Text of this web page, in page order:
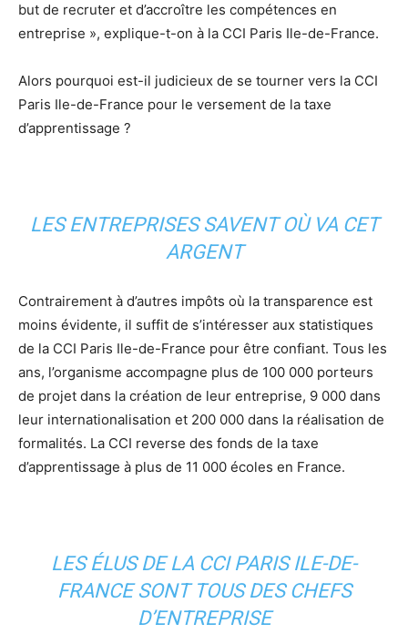
but de recruter et d’accroître les compétences en
entreprise », explique-t-on à la CCI Paris Ile-de-France.
Alors pourquoi est-il judicieux de se tourner vers la CCI
Paris Ile-de-France pour le versement de la taxe
d’apprentissage ?
LES ENTREPRISES SAVENT OÙ VA CET
ARGENT
Contrairement à d’autres impôts où la transparence est
moins évidente, il suffit de s’intéresser aux statistiques
de la CCI Paris Ile-de-France pour être confiant. Tous les
ans, l’organisme accompagne plus de 100 000 porteurs
de projet dans la création de leur entreprise, 9 000 dans
leur internationalisation et 200 000 dans la réalisation de
formalités. La CCI reverse des fonds de la taxe
d’apprentissage à plus de 11 000 écoles en France.
LES ÉLUS DE LA CCI PARIS ILE-DE-
FRANCE SONT TOUS DES CHEFS
D’ENTREPRISE